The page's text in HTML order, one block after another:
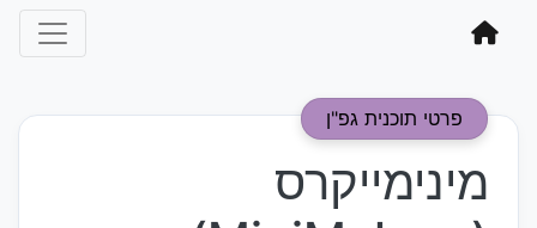
פרטי תוכנית גפ"ן
מינימייקרס